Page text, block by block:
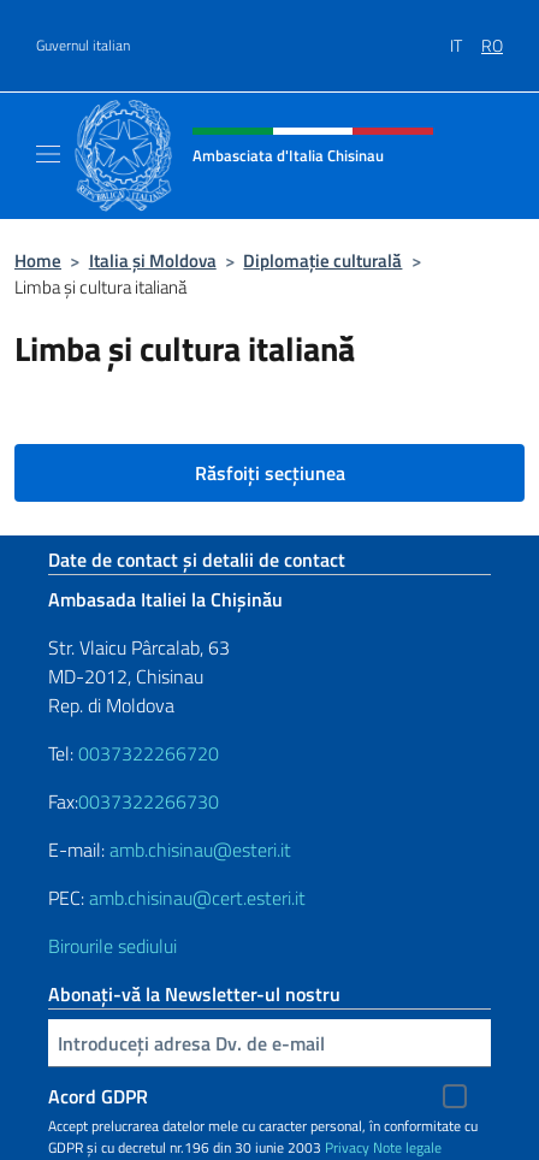
Guvernul italian IT RO
Header, social and menu of site
Ambasciata d'Italia Chisinau
Home > Italia și Moldova > Diplomație culturală >
Limba și cultura italiană
Limba și cultura italiană
Răsfoiți secțiunea
Footer section
Date de contact și detalii de contact
Ambasada Italiei la Chișinău
Str. Vlaicu Pârcalab, 63
MD-2012, Chisinau
Rep. di Moldova
Tel:0037322266720
Fax:0037322266730
E-mail:amb.chisinau@esteri.it
PEC:amb.chisinau@cert.esteri.it
Birourile sediului
Abonați-vă la Newsletter-ul nostru
Inserisci la tua email
Acord GDPR
Accept prelucrarea datelor mele cu caracter personal, în conformitate cu
GDPR și cu decretul nr.196 din 30 iunie 2003 Privacy Note legale